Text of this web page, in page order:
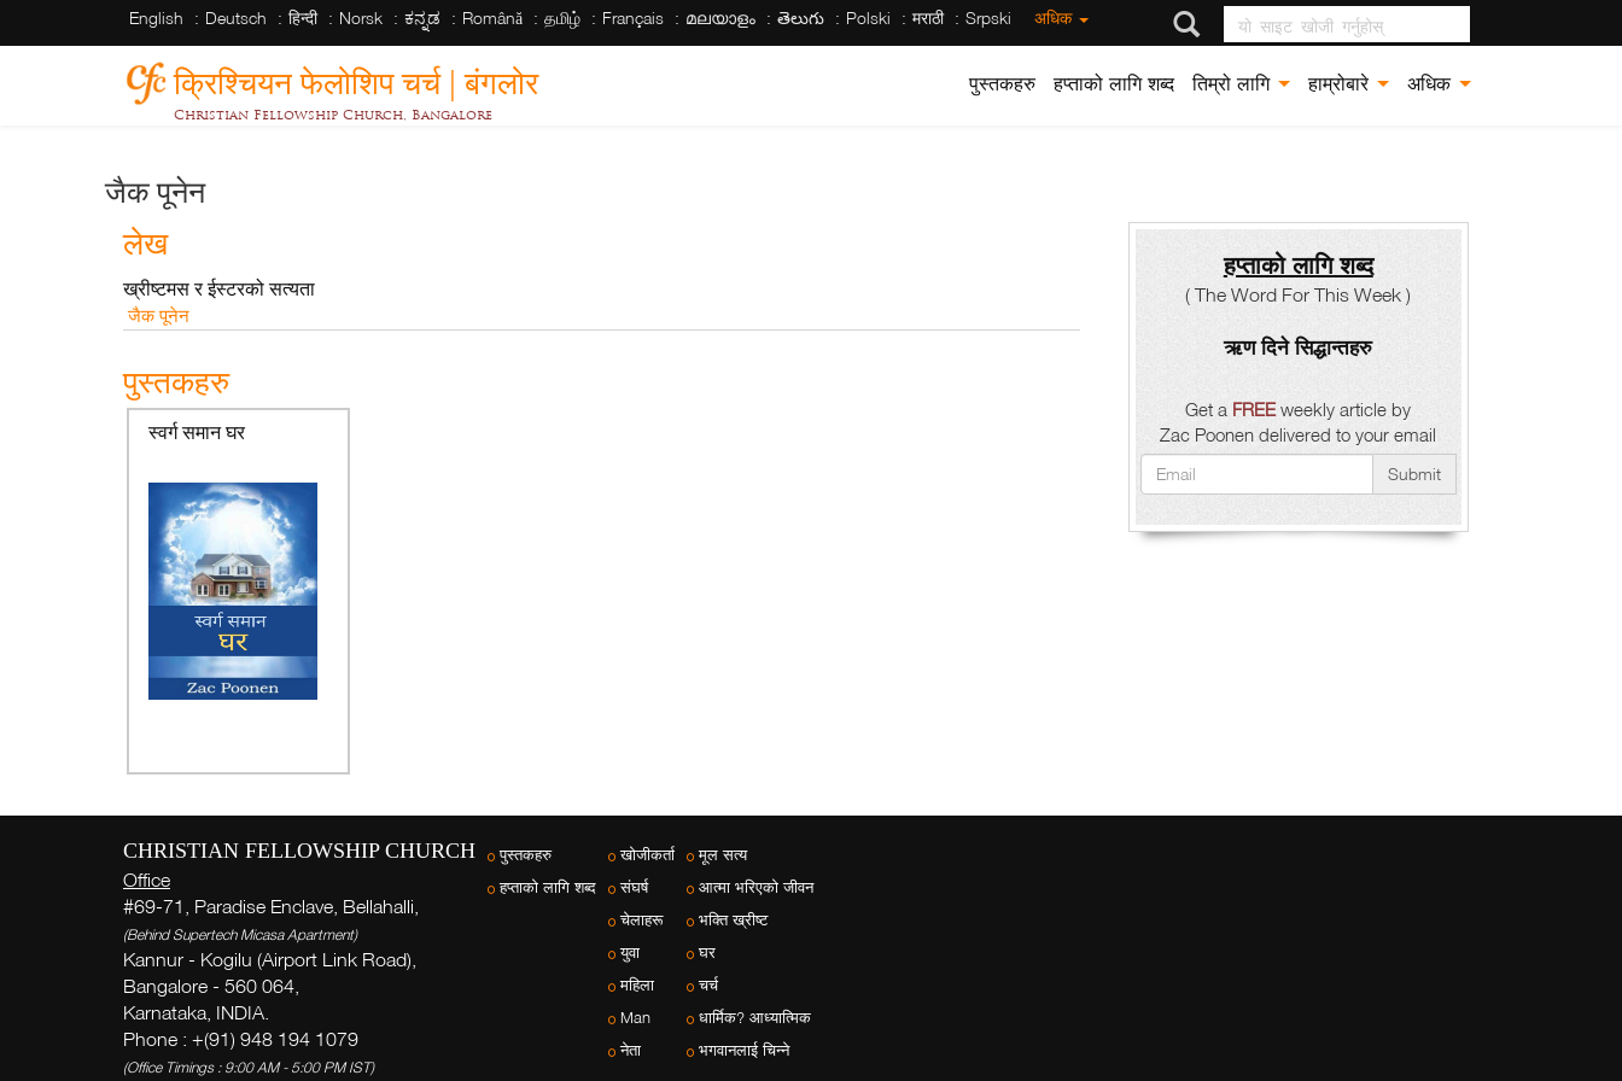
English Deutsch हिन्दी Norsk ಕನ್ನಡ Română தமிழ் Français മലയാളം తెలుగు Polski मराठी Srpski अधिक यो साइट खोजी गर्नुहोस्
क्रिश्चियन फेलोशिप चर्च | बंगलोर
Christian Fellowship Church, Bangalore
पुस्तकहरु हप्ताको लागि शब्द तिम्रो लागि हाम्रोबारे अधिक
जैक पूनेन
लेख
ख्रीष्टमस र ईस्टरको सत्यता
जैक पूनेन
पुस्तकहरु
स्वर्ग समान घर
हप्ताको लागि शब्द
( The Word For This Week )
ऋण दिने सिद्धान्तहरु
Get a FREE weekly article by
Zac Poonen delivered to your email
Submit
CHRISTIAN FELLOWSHIP CHURCH
Office
#69-71, Paradise Enclave, Bellahalli,
(Behind Supertech Micasa Apartment)
Kannur - Kogilu (Airport Link Road),
Bangalore - 560 064,
Karnataka, INDIA.
Phone : +(91) 948 194 1079
(Office Timings : 9:00 AM - 5:00 PM IST)
पुस्तकहरु
हप्ताको लागि शब्द
खोजीकर्ता
संघर्ष
चेलाहरू
युवा
महिला
Man
नेता
मूल सत्य
आत्मा भरिएको जीवन
भक्ति ख्रीष्ट
घर
चर्च
धार्मिक? आध्यात्मिक
भगवानलाई चिन्ने